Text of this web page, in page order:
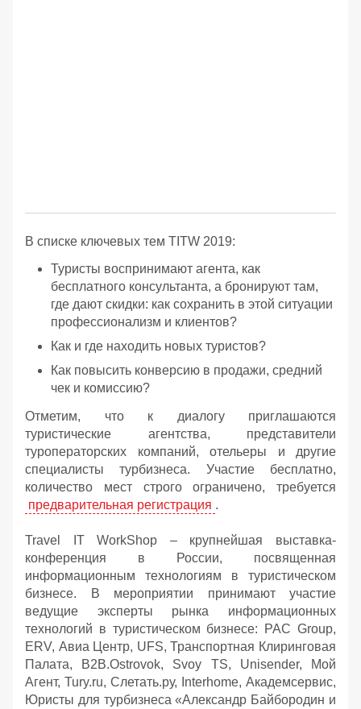
В списке ключевых тем TITW 2019:
Туристы воспринимают агента, как
бесплатного консультанта, а бронируют там,
где дают скидки: как сохранить в этой ситуации
профессионализм и клиентов?
Как и где находить новых туристов?
Как повысить конверсию в продажи, средний
чек и комиссию?
Отметим, что к диалогу приглашаются
туристические агентства, представители
туроператорских компаний, отельеры и другие
специалисты турбизнеса. Участие бесплатно,
количество мест строго ограничено, требуется
предварительная регистрация .
Travel IT WorkShop – крупнейшая выставка-
конференция в России, посвященная
информационным технологиям в туристическом
бизнесе. В мероприятии принимают участие
ведущие эксперты рынка информационных
технологий в туристическом бизнесе: PAC Group,
ERV, Авиа Центр, UFS, Транспортная Клиринговая
Палата, B2B.Ostrovok, Svoy TS, Unisender, Мой
Агент, Tury.ru, Слетать.ру, Interhome, Академсервис,
Юристы для турбизнеса «Александр Байбородин и